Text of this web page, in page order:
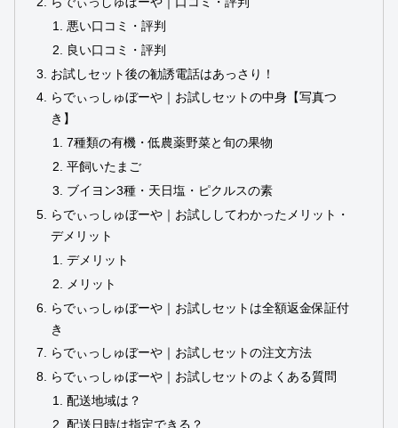
悪い口コミ・評判
良い口コミ・評判
お試しセット後の勧誘電話はあっさり！
らでぃっしゅぼーや｜お試しセットの中身【写真つ
き】
7種類の有機・低農薬野菜と旬の果物
平飼いたまご
ブイヨン3種・天日塩・ピクルスの素
らでぃっしゅぼーや｜お試ししてわかったメリット・
デメリット
デメリット
メリット
らでぃっしゅぼーや｜お試しセットは全額返金保証付
き
らでぃっしゅぼーや｜お試しセットの注文方法
らでぃっしゅぼーや｜お試しセットのよくある質問
配送地域は？
配送日時は指定できる？